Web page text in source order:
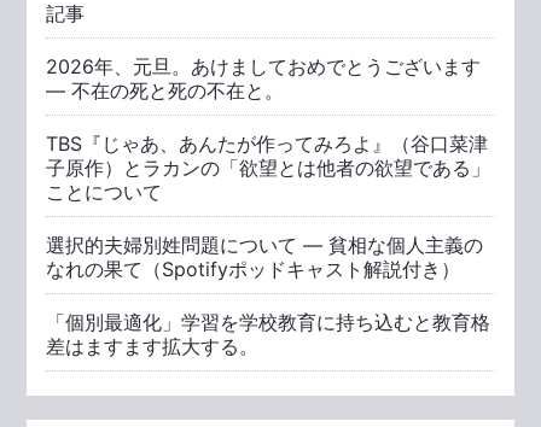
記事
2026年、元旦。あけましておめでとうございます
― 不在の死と死の不在と。
TBS『じゃあ、あんたが作ってみろよ』（谷口菜津
子原作）とラカンの「欲望とは他者の欲望である」
ことについて
選択的夫婦別姓問題について ― 貧相な個人主義の
なれの果て（Spotifyポッドキャスト解説付き）
「個別最適化」学習を学校教育に持ち込むと教育格
差はますます拡大する。